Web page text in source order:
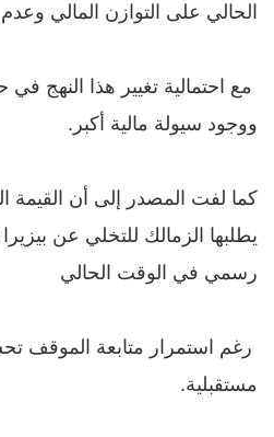
الحالي على التوازن المالي
مع احتمالية تغيير هذا النهج
ووجود سيولة مالية أكبر.
كما لفت المصدر إلى أن القيمة
يطلبها الزمالك للتخلي عن
رسمي في الوقت الحالي
رغم استمرار متابعة الموقف
مستقبلية.